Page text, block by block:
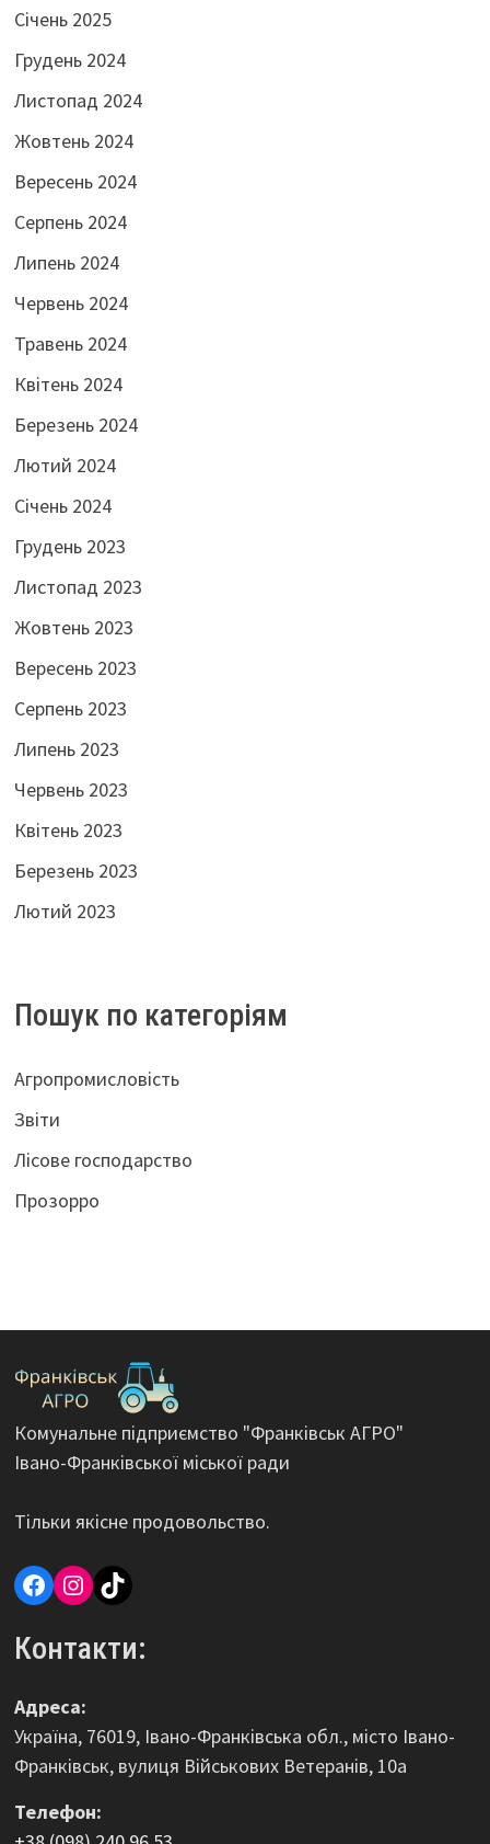
Січень 2025
Грудень 2024
Листопад 2024
Жовтень 2024
Вересень 2024
Серпень 2024
Липень 2024
Червень 2024
Травень 2024
Квітень 2024
Березень 2024
Лютий 2024
Січень 2024
Грудень 2023
Листопад 2023
Жовтень 2023
Вересень 2023
Серпень 2023
Липень 2023
Червень 2023
Квітень 2023
Березень 2023
Лютий 2023
Пошук по категоріям
Агропромисловість
Звіти
Лісове господарство
Прозорро
Комунальне підприємство "Франківськ АГРО"
Івано-Франківської міської ради
Тільки якісне продовольство.
Facebook
Instagram
TikTok
Контакти:
Адреса:
Україна, 76019, Івано-Франківська обл., місто Івано-
Франківськ, вулиця Військових Ветеранів, 10а
Телефон: